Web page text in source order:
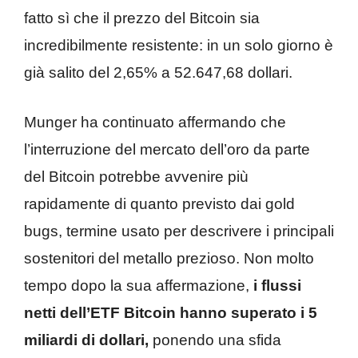
fatto sì che il prezzo del Bitcoin sia
incredibilmente resistente: in un solo giorno è
già salito del 2,65% a 52.647,68 dollari.
Munger ha continuato affermando che
l’interruzione del mercato dell’oro da parte
del Bitcoin potrebbe avvenire più
rapidamente di quanto previsto dai gold
bugs, termine usato per descrivere i principali
sostenitori del metallo prezioso. Non molto
tempo dopo la sua affermazione, i flussi
netti dell’ETF Bitcoin hanno superato i 5
miliardi di dollari, ponendo una sfida